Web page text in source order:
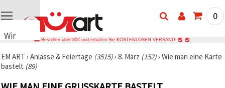
Wir
Cookies
🍪 Wir
0
Bestellen über 80€ und erhalten Sie KOSTENLOSEN VERSAND!
EM ART › Anlässe & Feiertage (3515)› 8. März (152)› Wie man eine Karte
bastelt (89)